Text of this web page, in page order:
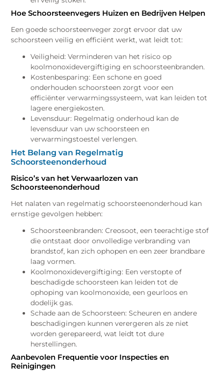
Hoe Schoorsteenvegers Huizen en Bedrijven Helpen
Een goede schoorsteenveger zorgt ervoor dat uw
schoorsteen veilig en efficiënt werkt, wat leidt tot:
Veiligheid: Verminderen van het risico op
koolmonoxidevergiftiging en schoorsteenbranden.
Kostenbesparing: Een schone en goed
onderhouden schoorsteen zorgt voor een
efficiënter verwarmingssysteem, wat kan leiden tot
lagere energiekosten.
Levensduur: Regelmatig onderhoud kan de
levensduur van uw schoorsteen en
verwarmingstoestel verlengen.
Het Belang van Regelmatig
Schoorsteenonderhoud
Risico’s van het Verwaarlozen van
Schoorsteenonderhoud
Het nalaten van regelmatig schoorsteenonderhoud kan
ernstige gevolgen hebben:
Schoorsteenbranden: Creosoot, een teerachtige stof
die ontstaat door onvolledige verbranding van
brandstof, kan zich ophopen en een zeer brandbare
laag vormen.
Koolmonoxidevergiftiging: Een verstopte of
beschadigde schoorsteen kan leiden tot de
ophoping van koolmonoxide, een geurloos en
dodelijk gas.
Schade aan de Schoorsteen: Scheuren en andere
beschadigingen kunnen verergeren als ze niet
worden gerepareerd, wat leidt tot dure
herstellingen.
Aanbevolen Frequentie voor Inspecties en
Reinigingen